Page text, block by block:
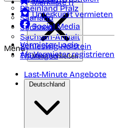
Rheinland Pfalz
Saarland
Sachsen
Sachsen-Anhalt
Schleswig-Holstein
Thüringen
Merkliste ()
Unterkunft vermieten
Social Media
Vermieter-Login
Als Vermieter registrieren
Menü
Menü schließen
Last-Minute Angebote
Deutschland